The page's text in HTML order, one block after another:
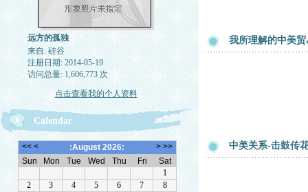
远方的孤独
来自: 硅谷
注册日期: 2014-05-19
访问总量: 1,606,773 次
点击查看我的个人资料
Calendar
我所理解的中美
中美关系-击鼓传